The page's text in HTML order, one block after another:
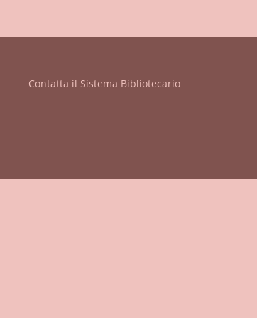
Contatta il Sistema Bibliotecario